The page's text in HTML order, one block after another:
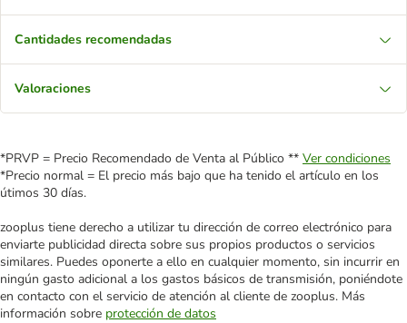
Cantidades recomendadas
Valoraciones
*PRVP = Precio Recomendado de Venta al Público ** Ver condiciones
*Precio normal = El precio más bajo que ha tenido el artículo en los
útimos 30 días.
zooplus tiene derecho a utilizar tu dirección de correo electrónico para
enviarte publicidad directa sobre sus propios productos o servicios
similares. Puedes oponerte a ello en cualquier momento, sin incurrir en
ningún gasto adicional a los gastos básicos de transmisión, poniéndote
en contacto con el servicio de atención al cliente de zooplus. Más
información sobre protección de datos